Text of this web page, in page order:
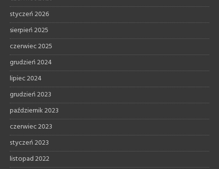
styczeń 2026
sierpień 2025
czerwiec 2025
grudzień 2024
lipiec 2024
grudzień 2023
październik 2023
czerwiec 2023
styczeń 2023
listopad 2022